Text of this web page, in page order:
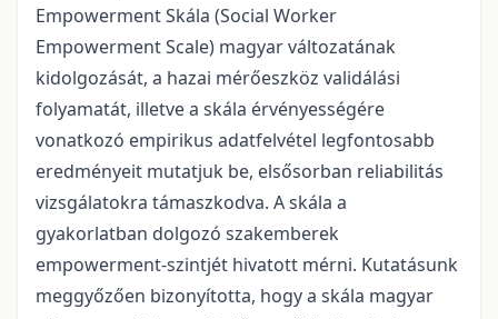
Empowerment Skála (Social Worker
Empowerment Scale) magyar változatának
kidolgozását, a hazai mérőeszköz validálási
folyamatát, illetve a skála érvényességére
vonatkozó empirikus adatfelvétel legfontosabb
eredményeit mutatjuk be, elsősorban reliabilitás
vizsgálatokra támaszkodva. A skála a
gyakorlatban dolgozó szakemberek
empowerment-szintjét hivatott mérni. Kutatásunk
meggyőzően bizonyította, hogy a skála magyar